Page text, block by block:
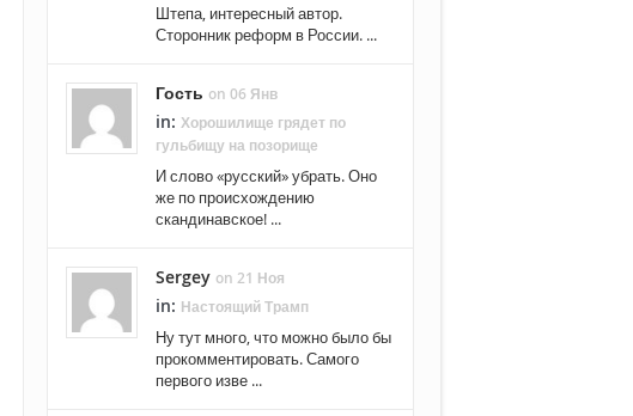
Штепа, интересный автор.
Сторонник реформ в России. ...
Гость on 06 Янв
in: Хорошилище грядет по
гульбищу на позорище
И слово «русский» убрать. Оно
же по происхождению
скандинавское! ...
Sergey on 21 Ноя
in: Настоящий Трамп
Ну тут много, что можно было бы
прокомментировать. Самого
первого изве ...